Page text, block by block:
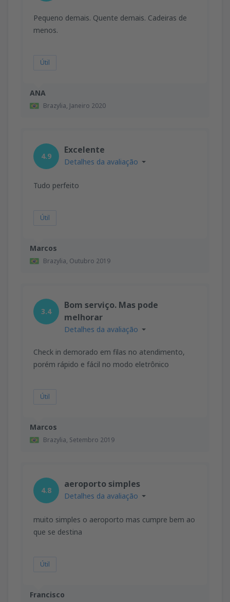
ANA
Brazylia, Janeiro 2020
Pequeno demais. Quente demais. Cadeiras de
menos.
Útil
Marcos
Brazylia, Outubro 2019
4.9
Excelente
Detalhes da avaliação
Tudo perfeito
Útil
Marcos
Brazylia, Setembro 2019
3.4
Bom serviço. Mas pode
melhorar
Detalhes da avaliação
Check in demorado em filas no atendimento,
porém rápido e fácil no modo eletrônico
Útil
Francisco
4.8
aeroporto simples
Detalhes da avaliação
muito simples o aeroporto mas cumpre bem ao
que se destina
Útil